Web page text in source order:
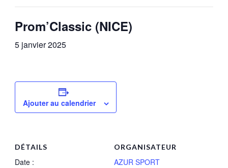
Prom’Classic (NICE)
5 janvier 2025
Ajouter au calendrier
DÉTAILS
Date :
ORGANISATEUR
AZUR SPORT